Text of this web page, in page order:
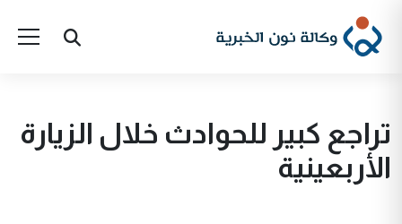
تراجع كبير للحوادث خلال الزيارة
الأربعينية